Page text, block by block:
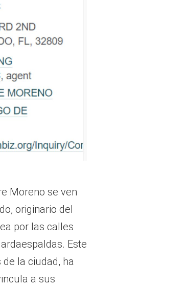
Moreno se ven
originario del
por las calles
Este
la ciudad, ha
a sus